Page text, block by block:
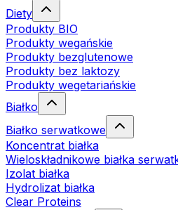
Diety
Produkty BIO
Produkty wegańskie
Produkty bezglutenowe
Produkty bez laktozy
Produkty wegetariańskie
Białko
Białko serwatkowe
Koncentrat białka
Wieloskładnikowe białka
Izolat białka
Hydrolizat białka
Clear Proteins